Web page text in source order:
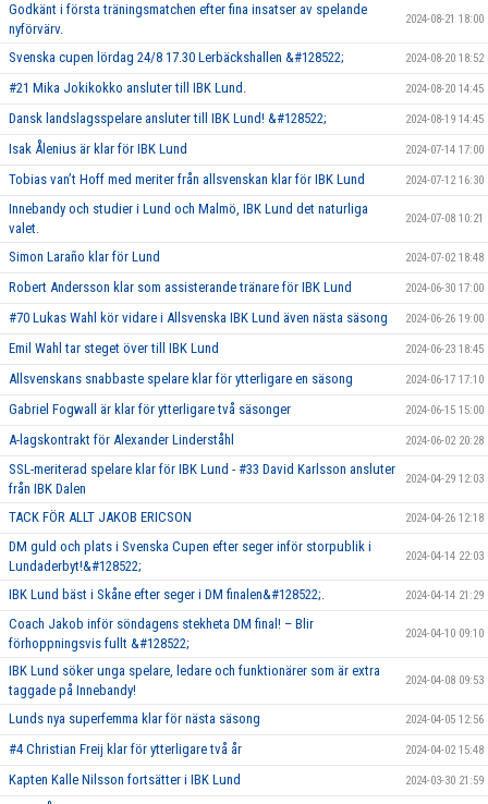
Godkänt i första träningsmatchen efter fina insatser av spelande
nyförvärv.
2024-08-21 18:00
Svenska cupen lördag 24/8 17.30 Lerbäckshallen &#128522; 2024-08-20 18:52
#21 Mika Jokikokko ansluter till IBK Lund. 2024-08-20 14:45
Dansk landslagsspelare ansluter till IBK Lund! &#128522; 2024-08-19 14:45
Isak Ålenius är klar för IBK Lund 2024-07-14 17:00
Tobias van’t Hoff med meriter från allsvenskan klar för IBK Lund 2024-07-12 16:30
Innebandy och studier i Lund och Malmö, IBK Lund det naturliga
valet.
2024-07-08 10:21
Simon Laraño klar för Lund 2024-07-02 18:48
Robert Andersson klar som assisterande tränare för IBK Lund 2024-06-30 17:00
#70 Lukas Wahl kör vidare i Allsvenska IBK Lund även nästa säsong 2024-06-26 19:00
Emil Wahl tar steget över till IBK Lund 2024-06-23 18:45
Allsvenskans snabbaste spelare klar för ytterligare en säsong 2024-06-17 17:10
Gabriel Fogwall är klar för ytterligare två säsonger 2024-06-15 15:00
A-lagskontrakt för Alexander Linderståhl 2024-06-02 20:28
SSL-meriterad spelare klar för IBK Lund - #33 David Karlsson ansluter
från IBK Dalen
2024-04-29 12:03
TACK FÖR ALLT JAKOB ERICSON 2024-04-26 12:18
DM guld och plats i Svenska Cupen efter seger inför storpublik i
Lundaderbyt!&#128522;
2024-04-14 22:03
IBK Lund bäst i Skåne efter seger i DM finalen&#128522;. 2024-04-14 21:29
Coach Jakob inför söndagens stekheta DM final! – Blir
förhoppningsvis fullt &#128522;
2024-04-10 09:10
IBK Lund söker unga spelare, ledare och funktionärer som är extra
taggade på Innebandy!
2024-04-08 09:53
Lunds nya superfemma klar för nästa säsong 2024-04-05 12:56
#4 Christian Freij klar för ytterligare två år 2024-04-02 15:48
Kapten Kalle Nilsson fortsätter i IBK Lund 2024-03-30 21:59